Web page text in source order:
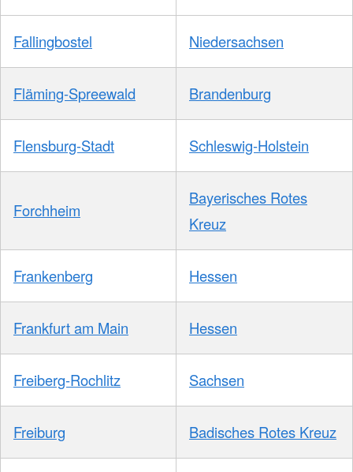
Fallingbostel Niedersachsen
Fläming-Spreewald Brandenburg
Flensburg-Stadt Schleswig-Holstein
Forchheim
Bayerisches Rotes
Kreuz
Frankenberg Hessen
Frankfurt am Main Hessen
Freiberg-Rochlitz Sachsen
Freiburg Badisches Rotes Kreuz